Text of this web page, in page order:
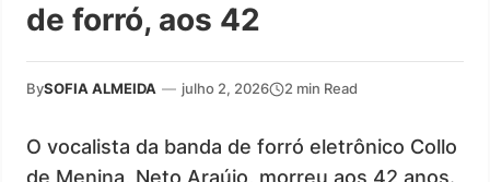
de forró, aos 42
BySOFIA ALMEIDA — julho 2, 2026 2 min Read
O vocalista da banda de forró eletrônico Collo
de Menina, Neto Araújo, morreu aos 42 anos.